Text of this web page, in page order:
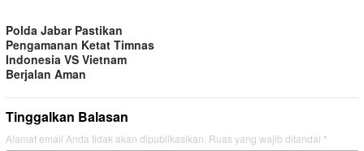
Polda Jabar Pastikan
Pengamanan Ketat Timnas
Indonesia VS Vietnam
Berjalan Aman
Tinggalkan Balasan
Alamat email Anda tidak akan dipublikasikan. Ruas yang wajib ditandai *